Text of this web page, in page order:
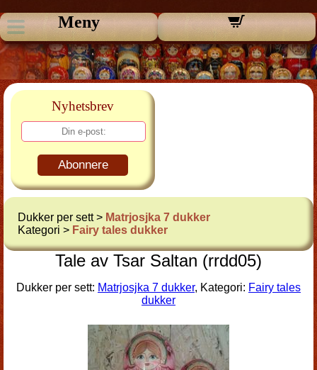
Meny
Nyhetsbrev
Abonnere
Dukker per sett > Matrjosjka 7 dukker
Kategori > Fairy tales dukker
Tale av Tsar Saltan (rrdd05)
Dukker per sett: Matrjosjka 7 dukker, Kategori: Fairy tales
dukker